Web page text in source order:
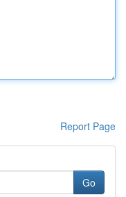
Report Page
Go